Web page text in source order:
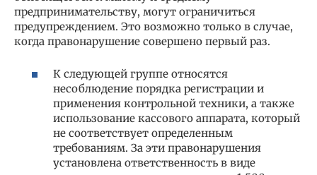
предпринимательству, могут ограничиться
предупреждением. Это возможно только в случае,
когда правонарушение совершено первый раз.
К следующей группе относятся
несоблюдение порядка регистрации и
применения контрольной техники, а также
использование кассового аппарата, который
не соответствует определенным
требованиям. За эти правонарушения
установлена ответственность в виде